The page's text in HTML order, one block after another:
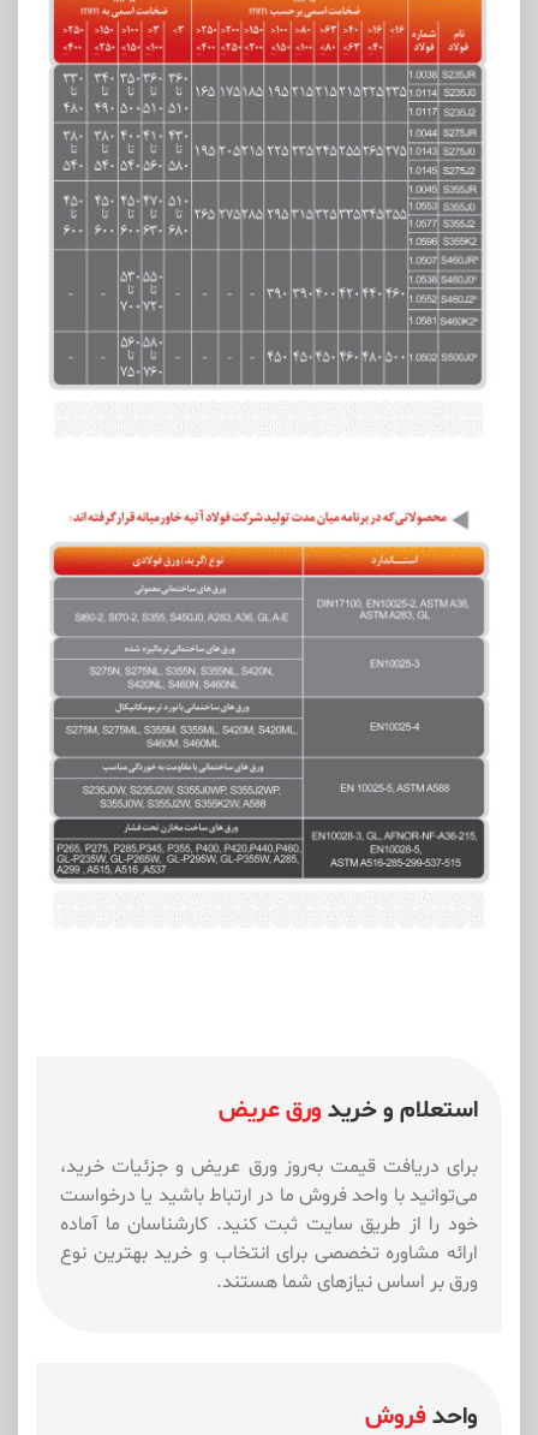
استعلام و خرید ورق عریض
برای دریافت قیمت به‌روز ورق عریض و جزئیات خرید،
می‌توانید با واحد فروش ما در ارتباط باشید یا درخواست
خود را از طریق سایت ثبت کنید. کارشناسان ما آماده
ارائه مشاوره تخصصی برای انتخاب و خرید بهترین نوع
ورق بر اساس نیازهای شما هستند.
واحدفروش